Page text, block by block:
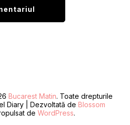
Bucarest Matin. Toate drepturile
Diary | Dezvoltată de Blossom
de WordPress.